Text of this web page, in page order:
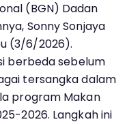
(BGN) Dadan
Sonny Sonjaya
(3/6/2026).
berbeda sebelum
tersangka dalam
program Makan
2026. Langkah ini